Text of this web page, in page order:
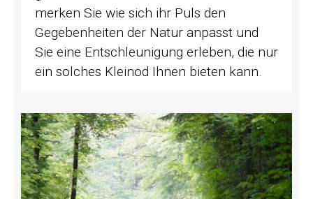
merken Sie wie sich ihr Puls den
Gegebenheiten der Natur anpasst und
Sie eine Entschleunigung erleben, die nur
ein solches Kleinod Ihnen bieten kann.